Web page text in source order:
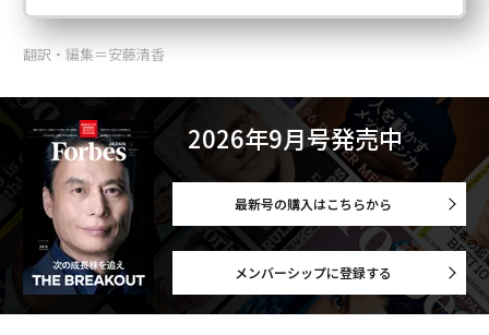
翻訳・編集＝安藤清香
2026年9月号発売中
最新号の購入はこちらから
メンバーシップに登録する